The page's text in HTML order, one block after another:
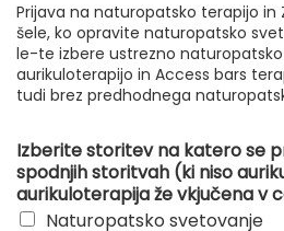
Prijava na naturopatsko terapijo in
šele, ko opravite naturopatsko
le-te izbere ustrezno naturopatsko
aurikuloterapijo in Access bars
tudi brez predhodnega
Izberite storitev na katero se
spodnjih storitvah (ki niso
aurikuloterapija že vkjučena v
Naturopatsko svetovanje